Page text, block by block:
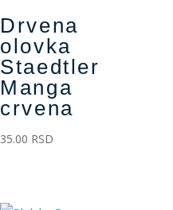
Drvena
olovka
Staedtler
Manga
crvena
35.00 RSD